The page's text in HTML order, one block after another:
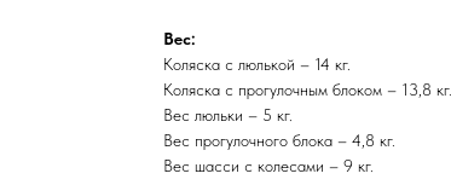
Вес:
Коляска с люлькой – 14 кг.
Коляска с прогулочным блоком – 13,8 кг.
Вес люльки – 5 кг.
Вес прогулочного блока – 4,8 кг.
Вес шасси с колесами – 9 кг.